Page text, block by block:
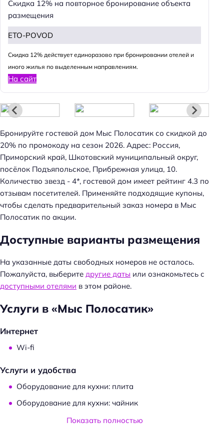
Скидка 12% на повторное бронирование объекта
размещения
ETO-POVOD
Cкидка 12% действует единоразово при бронировании отелей и
иного жилья по выделенным направлениям.
На сайт
Бронируйте гостевой дом Мыс Полосатик со скидкой до
20% по промокоду на сезон 2026. Адрес: Россия,
Приморский край, Шкотовский муниципальный округ,
посёлок Подъяпольское, Прибрежная улица, 10.
Количество звезд - 4*, гостевой дом имеет рейтинг 4.3 по
отзывам посетителей. Применяйте подходящие купоны,
чтобы сделать предварительный заказ номера в Мыс
Полосатик по акции.
Доступные варианты размещения
На указанные даты свободных номеров не осталось.
Пожалуйста, выберите другие даты или ознакомьтесь с
доступными отелями в этом районе.
Услуги в «Мыс Полосатик»
Интернет
Wi-fi
Услуги и удобства
Оборудование для кухни: плита
Оборудование для кухни: чайник
Оборудование для кухни: посуда
Показать полностью
: